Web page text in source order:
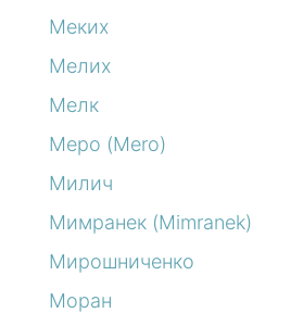
Меких
Мелих
Мелк
Меро (Mero)
Милич
Мимранек (Mimranek)
Мирошниченко
Моран